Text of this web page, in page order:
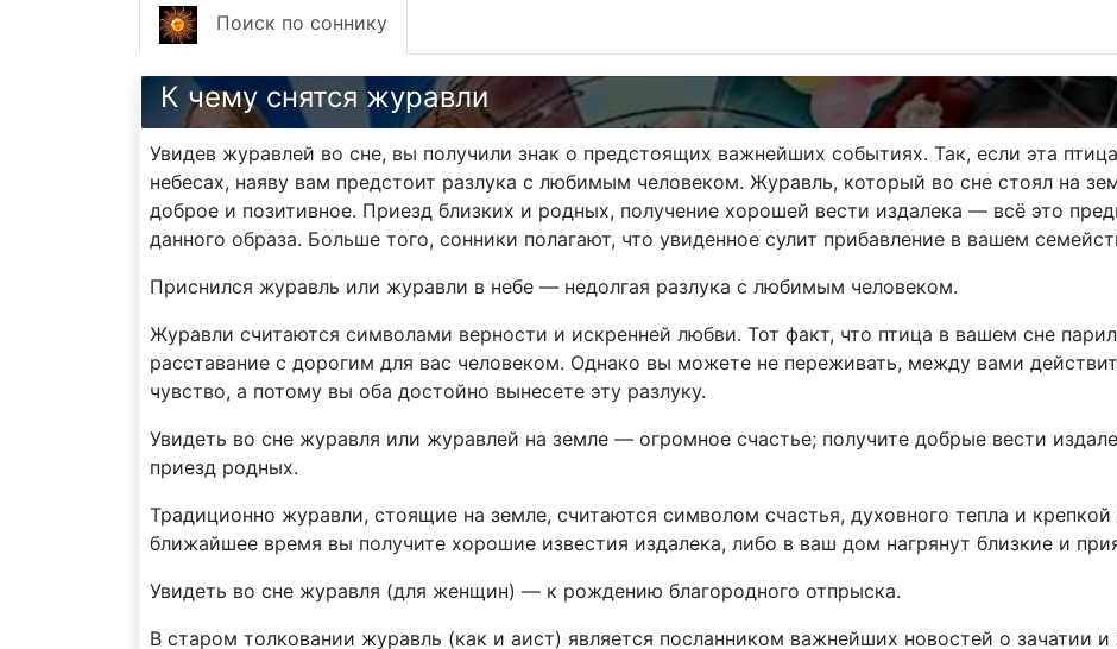
Поиск по соннику
К чему снятся журавли
Увидев журавлей во сне, вы получили знак о предстоящих важнейших событиях. Так, если эта
небесах, наяву вам предстоит разлука с любимым человеком. Журавль, который во сне стоял на
доброе и позитивное. Приезд близких и родных, получение хорошей вести издалека — всё это
данного образа. Больше того, сонники полагают, что увиденное сулит прибавление в вашем
Приснился журавль или журавли в небе — недолгая разлука с любимым человеком.
Журавли считаются символами верности и искренней любви. Тот факт, что птица в вашем сне
расставание с дорогим для вас человеком. Однако вы можете не переживать, между вами
чувство, а потому вы оба достойно вынесете эту разлуку.
Увидеть во сне журавля или журавлей на земле — огромное счастье; получите добрые вести
приезд родных.
Традиционно журавли, стоящие на земле, считаются символом счастья, духовного тепла и
ближайшее время вы получите хорошие известия издалека, либо в ваш дом нагрянут близкие и
Увидеть во сне журавля (для женщин) — к рождению благородного отпрыска.
В старом толковании журавль (как и аист) является посланником важнейших новостей о зачатии